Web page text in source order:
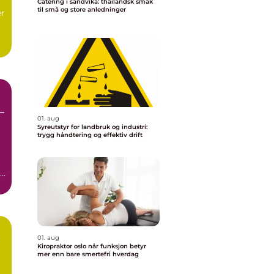
til små og store anledninger
01. aug
Syreutstyr for landbruk og industri:
trygg håndtering og effektiv drift
01. aug
Kiropraktor oslo når funksjon betyr
mer enn bare smertefri hverdag